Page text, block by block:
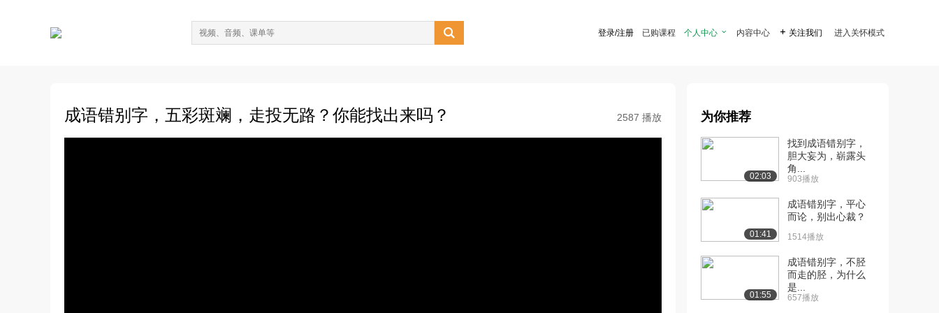
 登录/注册 已购课程 个人中心  内容中心  关注我们 进入关怀模式
成语错别字，五彩斑斓，走投无路？你能找出来吗？ 2587 播放 为你推荐
02:03
找到成语错别字，
胆大妄为，崭露头
角...
903播放
01:41
成语错别字，平心
而论，别出心裁？
1514播放
01:55
成语错别字，不胫
而走的胫，为什么
是...
657播放